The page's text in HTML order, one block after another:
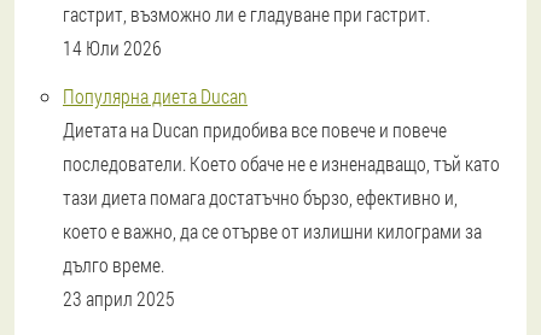
гастрит, възможно ли е гладуване при гастрит.
14 Юли 2026
Популярна диета Ducan
Диетата на Ducan придобива все повече и повече
последователи. Което обаче не е изненадващо, тъй като
тази диета помага достатъчно бързо, ефективно и,
което е важно, да се отърве от излишни килограми за
дълго време.
23 април 2025